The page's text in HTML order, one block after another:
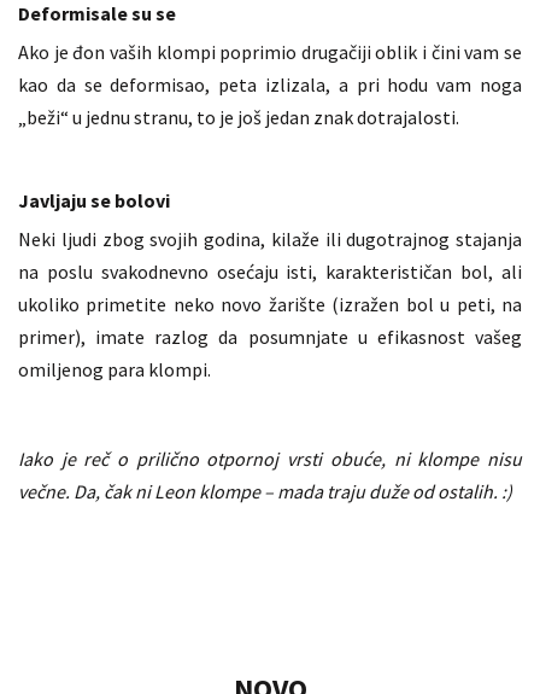
Deformisale su se
Ako je đon vaših klompi poprimio drugačiji oblik i čini vam se
kao da se deformisao, peta izlizala, a pri hodu vam noga
„beži“ u jednu stranu, to je još jedan znak dotrajalosti.
Javljaju se bolovi
Neki ljudi zbog svojih godina, kilaže ili dugotrajnog stajanja
na poslu svakodnevno osećaju isti, karakterističan bol, ali
ukoliko primetite neko novo žarište (izražen bol u peti, na
primer), imate razlog da posumnjate u efikasnost vašeg
omiljenog para klompi.
Iako je reč o prilično otpornoj vrsti obuće, ni klompe nisu
večne. Da, čak ni Leon klompe – mada traju duže od ostalih. :)